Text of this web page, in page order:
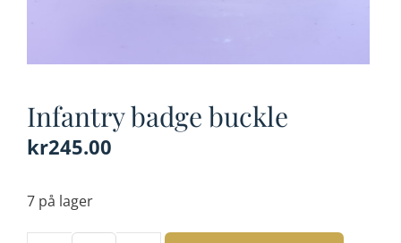
Infantry badge buckle
kr245.00
7 på lager